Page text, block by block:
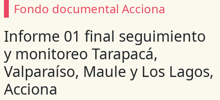
Fondo documental Acciona
Informe 01 final seguimiento
y monitoreo Tarapacá,
Valparaíso, Maule y Los Lagos,
Acciona